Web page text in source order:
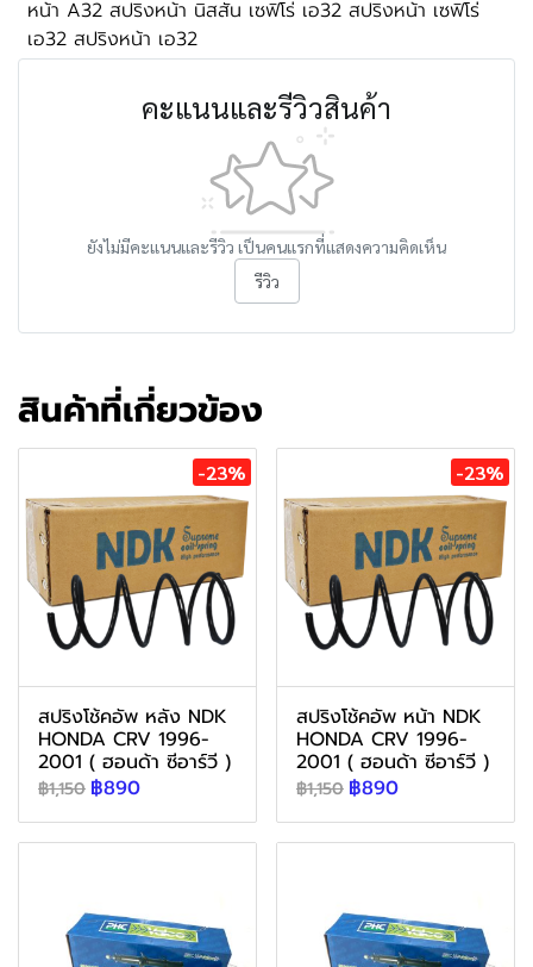
หน้า A32 สปริงหน้า นิสสัน เซฟิโร่ เอ32 สปริงหน้า เซฟิโร่
เอ32 สปริงหน้า เอ32
คะแนนและรีวิวสินค้า
ยังไม่มีคะแนนและรีวิว เป็นคนแรกที่แสดงความคิดเห็น
รีวิว
สินค้าที่เกี่ยวข้อง
-23%
สปริงโช้คอัพ หลัง NDK
HONDA CRV 1996-
2001 ( ฮอนด้า ซีอาร์วี )
฿1,150 ฿890
-23%
สปริงโช้คอัพ หน้า NDK
HONDA CRV 1996-
2001 ( ฮอนด้า ซีอาร์วี )
฿1,150 ฿890